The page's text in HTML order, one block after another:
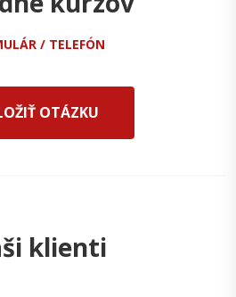
/ TELEFÓN
OTÁZKU
klienti